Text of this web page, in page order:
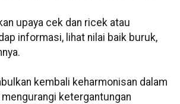
upaya cek dan ricek atau
informasi, lihat nilai baik buruk,
kembali keharmonisan dalam
ketergantungan